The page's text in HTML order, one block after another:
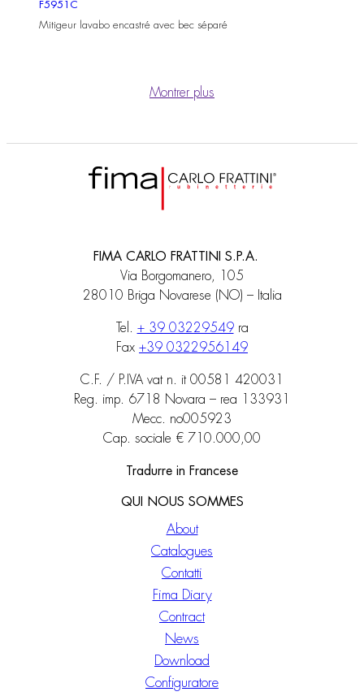
F5951C
Mitigeur lavabo encastré avec bec séparé
Montrer plus
FIMA CARLO FRATTINI S.P.A.
Via Borgomanero, 105
28010 Briga Novarese (NO) – Italia
Tel. + 39 03229549ra
Fax +39 0322956149
C.F. / P.IVA vat n. it 00581 420031
Reg. imp. 6718 Novara – rea 133931
Mecc. no005923
Cap. sociale € 710.000,00
Tradurre in Francese
QUI NOUS SOMMES
About
Catalogues
Contatti
Fima Diary
Contract
News
Download
Configuratore